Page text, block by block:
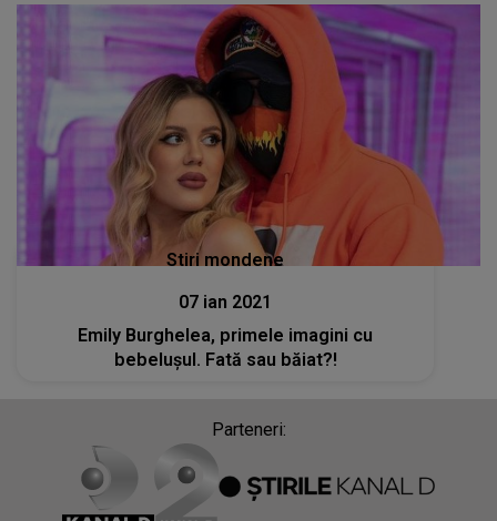
Stiri mondene
07 ian 2021
Emily Burghelea, primele imagini cu
bebelușul. Fată sau băiat?!
Parteneri: